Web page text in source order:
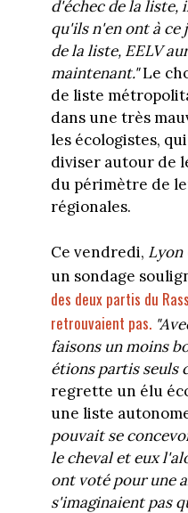
d'échec de la liste,
qu'ils n'en ont à ce
de la liste, EELV
maintenant."Le
de liste
dans une très
les écologistes,
diviser autour de
du périmètre de
régionales.
Ce vendredi, Lyon
un sondage
des deux partis du
retrouvaient pas.
faisons un moins
étions partis seuls
regrette un élu
une liste
pouvait se
le cheval et eux
ont voté pour une
s'imaginaient pas